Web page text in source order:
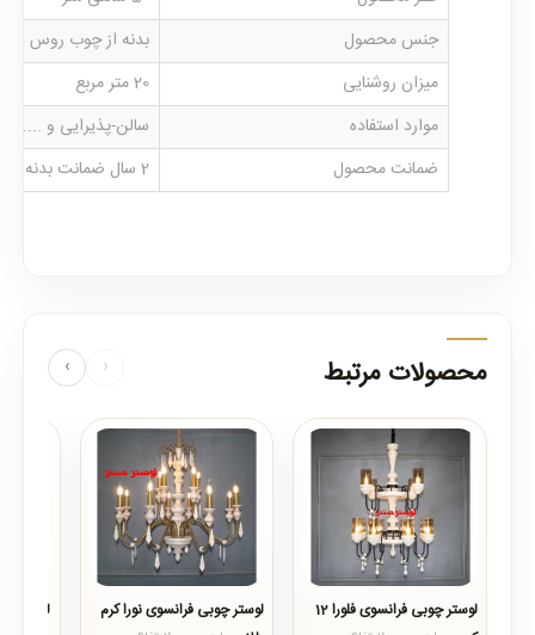
جنس محصول
بدنه از چوب روس
میزان روشنایی
20 متر مربع
موارد استفاده
سالن-پذیرایی و ....
ضمانت محصول
2 سال ضمانت بدنه و خدمات پس از فروش
محصولات مرتبط ‹
›
لوستر چوبی فرانسوی فلورا 12
لوستر چوبی فرانسوی نورا کرم
لوستر چوبی